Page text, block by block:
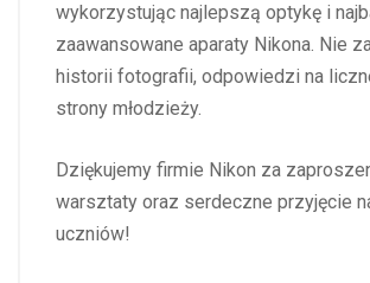
wykorzystując najlepszą optykę i
zaawansowane aparaty Nikona. Nie
historii fotografii, odpowiedzi na
strony młodzieży.
Dziękujemy firmie Nikon za
warsztaty oraz serdeczne przyjęcie
uczniów!